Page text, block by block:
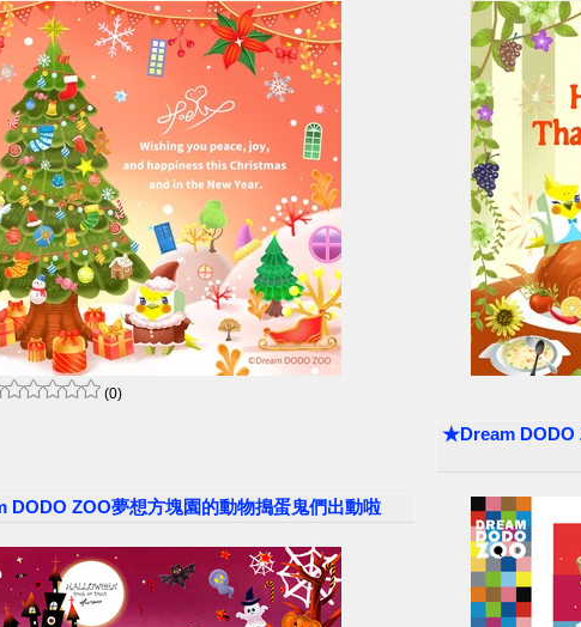
(0)
ZOO夢想方塊園的動物搗蛋鬼們出動啦
★Dream DODO